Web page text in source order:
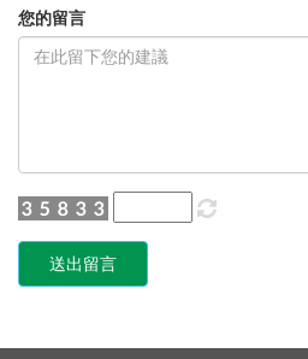
您的留言
送出留言